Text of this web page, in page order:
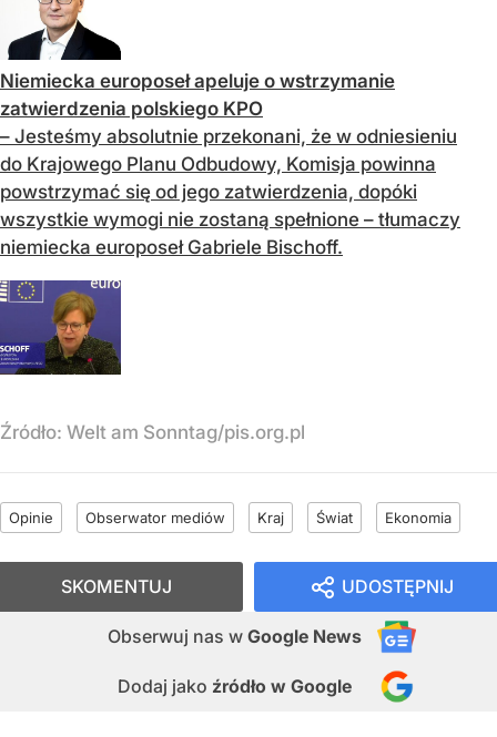
Niemiecka europoseł apeluje o wstrzymanie
zatwierdzenia polskiego KPO
– Jesteśmy absolutnie przekonani, że w odniesieniu
do Krajowego Planu Odbudowy, Komisja powinna
powstrzymać się od jego zatwierdzenia, dopóki
wszystkie wymogi nie zostaną spełnione – tłumaczy
niemiecka europoseł Gabriele Bischoff.
Źródło: Welt am Sonntag/pis.org.pl
Opinie Obserwator mediów Kraj Świat Ekonomia
UDOSTĘPNIJ
Obserwuj nas w Google News
Dodaj jako źródło w Google
SKOMENTUJ